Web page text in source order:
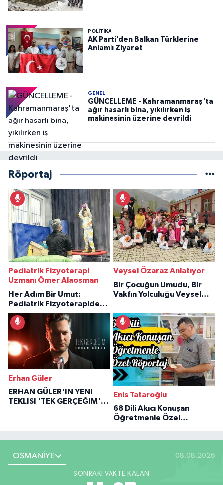
POLITIKA
AK Parti’den Balkan Türklerine
Anlamlı Ziyaret
GENEL
GÜNCELLEME - Kahramanmaraş'ta
ağır hasarlı bina, yıkılırken iş
makinesinin üzerine devrildi
Röportaj
Pediatrik Fizyoterapi
Uzmanı Ömer Alaosman
Her Adım Bir Umut:
Pediatrik Fizyoterapiden
İlham Veren Hikâyeler
Veysel Özaraz Anlatıyor
Bir Çocuğun Umudu, Bir
Vakfın Yolculuğu Veysel
Erhan Güler
ERHAN GÜLER'IN YENI
TEKLISI 'TEK GERÇEĞIM'LE
Enis Tataroğlu
68 Dili Akıcı Konuşan
Öğretmenle Özel
OSMANİYE 08.08.2026
SONRAKI VAKTE KALAN